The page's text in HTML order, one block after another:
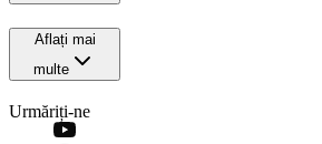
Aflați mai
multe
Urmăriți-ne